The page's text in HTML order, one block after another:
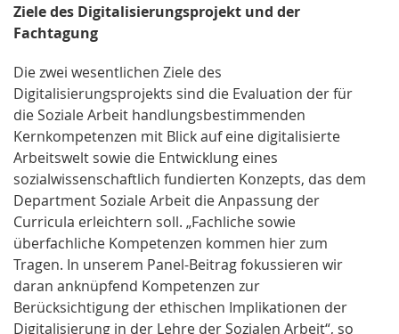
Ziele des Digitalisierungsprojekt und der
Fachtagung
Die zwei wesentlichen Ziele des
Digitalisierungsprojekts sind die Evaluation der für
die Soziale Arbeit handlungsbestimmenden
Kernkompetenzen mit Blick auf eine digitalisierte
Arbeitswelt sowie die Entwicklung eines
sozialwissenschaftlich fundierten Konzepts, das dem
Department Soziale Arbeit die Anpassung der
Curricula erleichtern soll. „Fachliche sowie
überfachliche Kompetenzen kommen hier zum
Tragen. In unserem Panel-Beitrag fokussieren wir
daran anknüpfend Kompetenzen zur
Berücksichtigung der ethischen Implikationen der
Digitalisierung in der Lehre der Sozialen Arbeit“, so